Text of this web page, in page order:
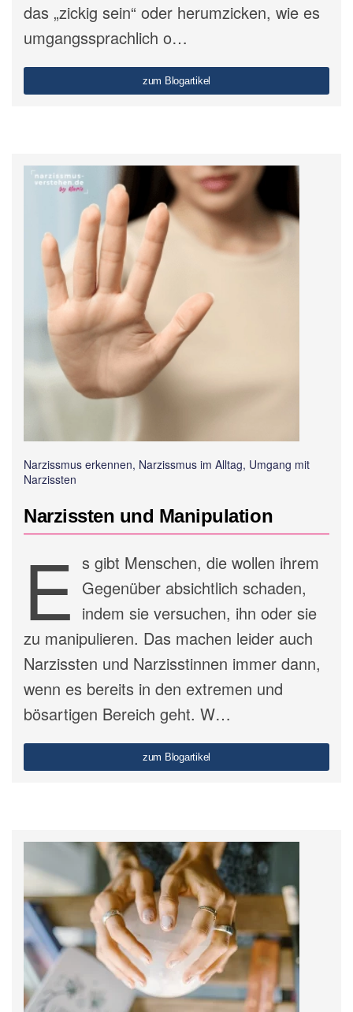
das „zickig sein“ oder herumzicken, wie es
umgangssprachlich o…
zum Blogartikel
Narzissmus erkennen, Narzissmus im Alltag, Umgang mit
Narzissten
Narzissten und Manipulation
E s gibt Menschen, die wollen ihrem
Gegenüber absichtlich schaden,
indem sie versuchen, ihn oder sie
zu manipulieren. Das machen leider auch
Narzissten und Narzisstinnen immer dann,
wenn es bereits in den extremen und
bösartigen Bereich geht. W…
zum Blogartikel